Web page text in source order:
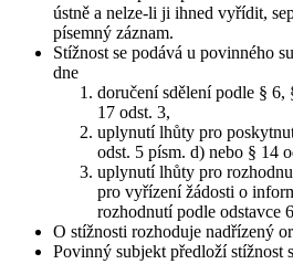
ústně a nelze-li ji ihned vyřídit,
písemný záznam.
Stížnost se podává u povinného
dne
doručení sdělení podle § 6,
17 odst. 3,
uplynutí lhůty pro
odst. 5 písm. d) nebo § 14
uplynutí lhůty pro
pro vyřízení žádosti o
rozhodnutí podle odstavce
O stížnosti rozhoduje nadřízený
Povinný subjekt předloží stížnost